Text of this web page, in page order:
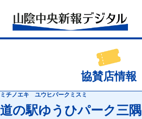
協賛店情報
ミチノエキ ユウヒパークミスミ
道の駅ゆうひパーク三隅